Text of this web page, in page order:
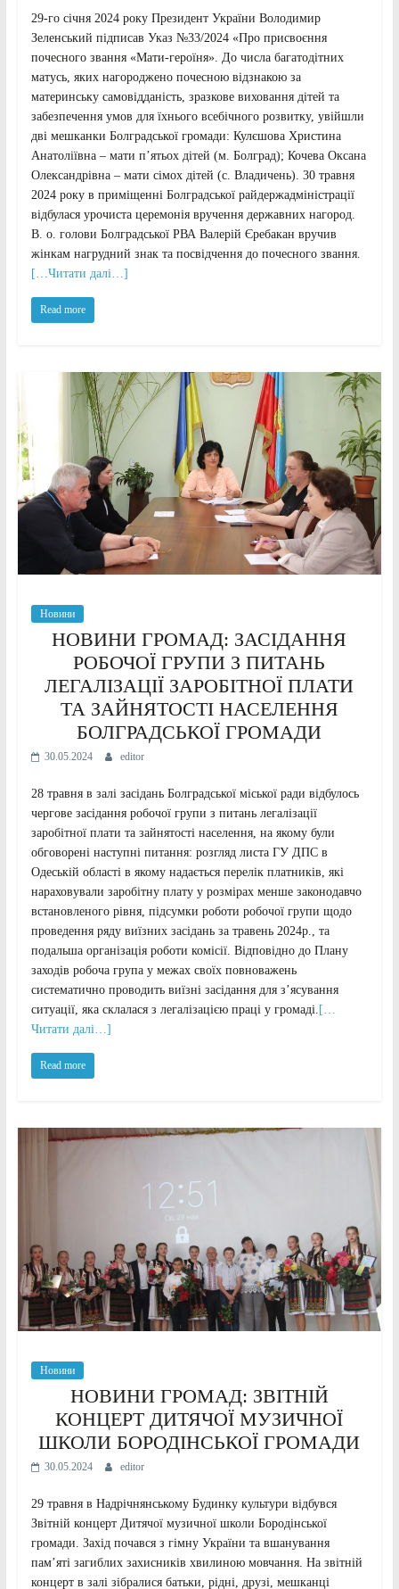
29-го січня 2024 року Президент України Володимир
Зеленський підписав Указ №33/2024 «Про присвоєння
почесного звання «Мати-героїня». До числа багатодітних
матусь, яких нагороджено почесною відзнакою за
материнську самовідданість, зразкове виховання дітей та
забезпечення умов для їхнього всебічного розвитку, увійшли
дві мешканки Болградської громади: Кулєшова Христина
Анатоліївна – мати п’ятьох дітей (м. Болград); Кочева Оксана
Олександрівна – мати сімох дітей (с. Владичень). 30 травня
2024 року в приміщенні Болградської райдержадміністрації
відбулася урочиста церемонія вручення державних нагород.
В. о. голови Болградської РВА Валерій Єребакан вручив
жінкам нагрудний знак та посвідчення до почесного звання.
[…Читати далі…]
Read more
Новини
НОВИНИ ГРОМАД: ЗАСІДАННЯ
РОБОЧОЇ ГРУПИ З ПИТАНЬ
ЛЕГАЛІЗАЦІЇ ЗАРОБІТНОЇ ПЛАТИ
ТА ЗАЙНЯТОСТІ НАСЕЛЕННЯ
БОЛГРАДСЬКОЇ ГРОМАДИ
30.05.2024 editor
28 травня в залі засідань Болградської міської ради відбулось
чергове засідання робочої групи з питань легалізації
заробітної плати та зайнятості населення, на якому були
обговорені наступні питання: розгляд листа ГУ ДПС в
Одеській області в якому надається перелік платників, які
нараховували заробітну плату у розмірах менше законодавчо
встановленого рівня, підсумки роботи робочої групи щодо
проведення ряду виїзних засідань за травень 2024р., та
подальша організація роботи комісії. Відповідно до Плану
заходів робоча група у межах своїх повноважень
систематично проводить виїзні засідання для з’ясування
ситуації, яка склалася з легалізацією праці у громаді. […
Читати далі…]
Read more
Новини
НОВИНИ ГРОМАД: ЗВІТНІЙ
КОНЦЕРТ ДИТЯЧОЇ МУЗИЧНОЇ
ШКОЛИ БОРОДІНСЬКОЇ ГРОМАДИ
30.05.2024 editor
29 травня в Надрічнянському Будинку культури відбувся
Звітній концерт Дитячої музичної школи Бородінської
громади. Захід почався з гімну України та вшанування
пам’яті загиблих захисників хвилиною мовчання. На звітній
концерт в залі зібралися батьки, рідні, друзі, мешканці